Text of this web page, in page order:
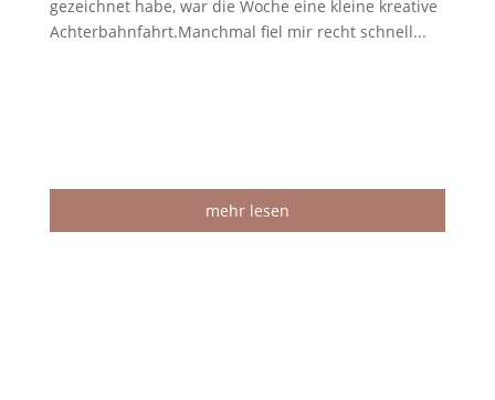
gezeichnet habe, war die Woche eine kleine kreative
Achterbahnfahrt.Manchmal fiel mir recht schnell...
mehr lesen